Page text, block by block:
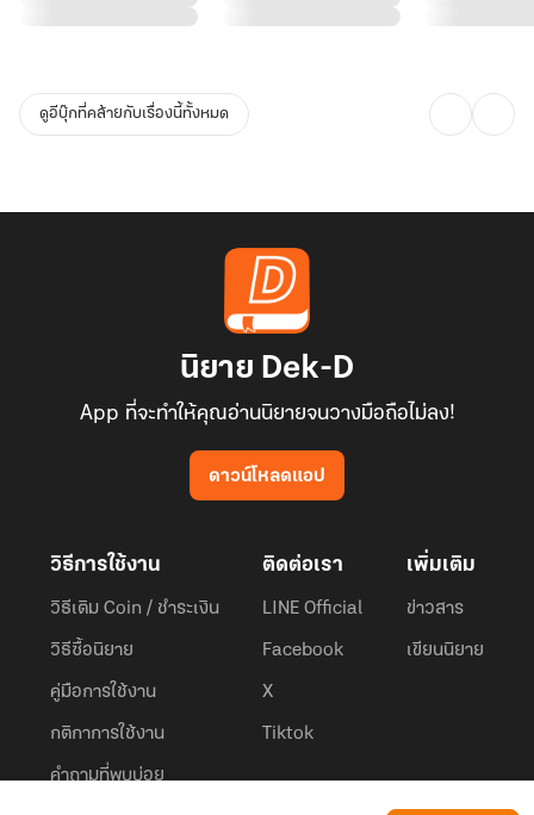
ดูอีบุ๊กที่คล้ายกับเรื่องนี้ทั้งหมด
นิยาย Dek-D
App ที่จะทำให้คุณอ่านนิยายจนวางมือถือไม่ลง!
ดาวน์โหลดแอป
วิธีการใช้งาน
วิธีเติม Coin / ชำระเงิน
วิธีซื้อนิยาย
คู่มือการใช้งาน
กติกาการใช้งาน
คำถามที่พบบ่อย
ติดต่อเรา
LINE Official
Facebook
X
Tiktok
เพิ่มเติม
ข่าวสาร
เขียนนิยาย